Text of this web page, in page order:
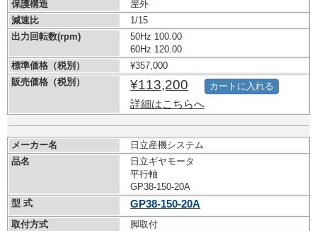
保護構造
屋外
減速比
1/15
出力回転数(rpm)
50Hz 100.00
60Hz 120.00
標準価格（税別）
¥357,000
販売価格（税別）
¥113,200
詳細はこちらへ
カートに入れる
メーカー名
日立産機システム
品名
日立ギヤモータ
平行軸
GP38-150-20A
型 式
GP38-150-20A
取付方式
脚取付